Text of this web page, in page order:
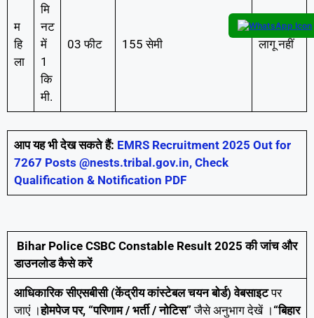
म
हि
ला
मि
नट
में
1
कि
मी.
03 फीट 155 सेमी लागू नहीं
आप यह भी देख सकते हैं: EMRS Recruitment 2025 Out for
7267 Posts @nests.tribal.gov.in, Check
Qualification & Notification PDF
Bihar Police CSBC Constable Result 2025 की जांच और
डाउनलोड कैसे करें
आधिकारिक सीएसबीसी (केंद्रीय कांस्टेबल चयन बोर्ड) वेबसाइटपर
जाएं ।होमपेज पर, “परिणाम / भर्ती / नोटिस” जैसे अनुभाग देखें । “बिहार